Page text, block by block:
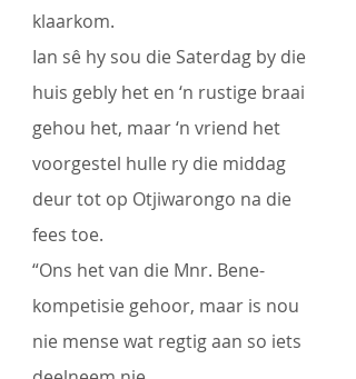
klaarkom.
Ian sê hy sou die Saterdag by die
huis gebly het en ‘n rustige braai
gehou het, maar ‘n vriend het
voorgestel hulle ry die middag
deur tot op Otjiwarongo na die
fees toe.
“Ons het van die Mnr. Bene-
kompetisie gehoor, maar is nou
nie mense wat regtig aan so iets